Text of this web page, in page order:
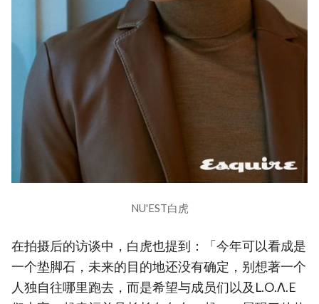
NU'EST白虎
在拍摄后的访谈中，白虎也提到：「今年可以看成是
一个垫脚石，未来的目的地还没有确定，别想著一个
人独自往哪里跑去，而是希望与成员们以及L.O.Λ.E